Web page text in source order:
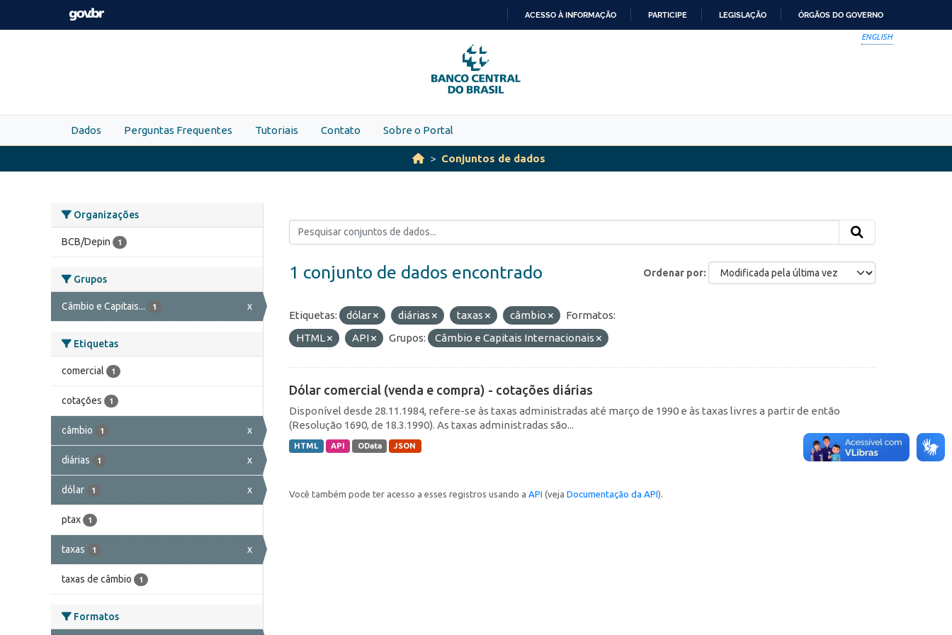
Skip to main content
PARA
O
CONTEÚDO
ACESSO À INFORMAÇÃO PARTICIPE LEGISLAÇÃO ÓRGÃOS DO GOVERNO
ENGLISH
Dados Perguntas Frequentes Tutoriais Contato Sobre o Portal
Conjuntos de dados
Organizações
BCB/Depin 1
Grupos
Câmbio e Capitais... 1 x
Etiquetas
comercial 1
cotações 1
câmbio 1 x
diárias 1 x
dólar 1 x
ptax 1
taxas 1 x
taxas de câmbio 1
Formatos
Ordenar por
1 conjunto de dados encontrado
Etiquetas: dólar diárias taxas câmbio
Formatos:
HTML
API Grupos: Câmbio e Capitais Internacionais
Dólar comercial (venda e compra) - cotações diárias
Disponível desde 28.11.1984, refere-se às taxas administradas até março de 1990 e às taxas livres a partir de então
(Resolução 1690, de 18.3.1990). As taxas administradas são...
HTML API OData JSON
Você também pode ter acesso a esses registros usando a API (veja Documentação da API).